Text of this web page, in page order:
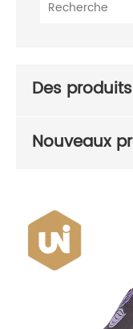
Des produits
Nouveaux